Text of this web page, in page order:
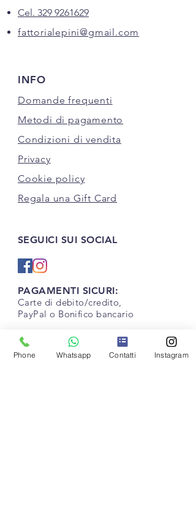
Cel. 329 9261629
fattorialepini@gmail.com
INFO
Domande frequenti
Metodi di pagamento
Condizioni di vendita
Privacy
Cookie policy
Regala una Gift Card
SEGUICI SUI SOCIAL
PAGAMENTI SICURI:
Carte di debito/credito,
PayPal o Bonifico bancario
Phone Whatsapp Contatti Instagram